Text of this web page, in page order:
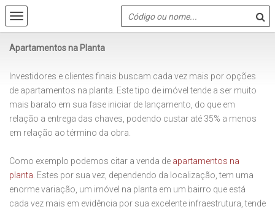
Apartamentos na Planta
Investidores e clientes finais buscam cada vez mais por opções
de apartamentos na planta. Este tipo de imóvel tende a ser muito
mais barato em sua fase iniciar de lançamento, do que em
relação a entrega das chaves, podendo custar até 35% a menos
em relação ao término da obra.
Como exemplo podemos citar a venda de apartamentos na
planta . Estes por sua vez, dependendo da localização, tem uma
enorme variação, um imóvel na planta em um bairro que está
cada vez mais em evidência por sua excelente infraestrutura, tende